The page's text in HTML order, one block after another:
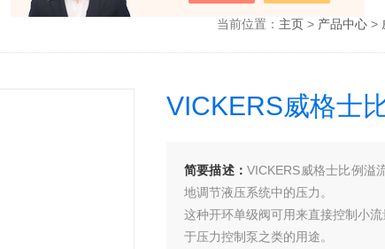
当前位置： 主页> 产品中心>
VICKERS威格士
简要描述：VICKERS威格士比例溢
地调节液压系统中的压力。
这种开环单级阀可用来直接控制小
于压力控制泵之类的用途。